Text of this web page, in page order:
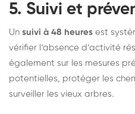
5. Suivi et
Un suivi à 48 heures est
vérifier l’absence d’activité
également sur les mesures
potentielles, protéger les
surveiller les vieux arbres.